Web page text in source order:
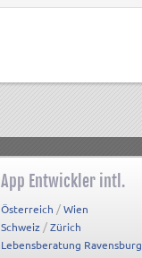
App Entwickler intl.
Österreich /Wien
Schweiz /Zürich
Lebensberatung Ravensburg